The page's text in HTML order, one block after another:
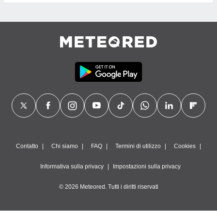
Contatto Chi siamo FAQ Termini di utilizzo Cookies
Informativa sulla privacy Impostazioni sulla privacy
© 2026 Meteored. Tutti i diritti riservati